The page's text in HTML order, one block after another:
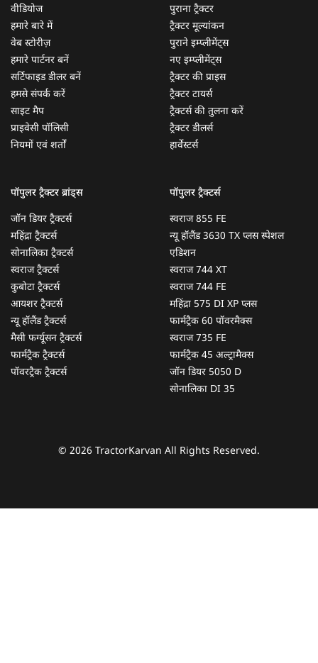
वीडियोज
हमारे बारे में
वेब स्टोरीज़
हमारे पार्टनर बनें
सर्टिफाइड डीलर बनें
हमसे संपर्क करें
साइट मैप
प्राइवेसी पॉलिसी
नियमों एवं शर्तों
पुराना ट्रैक्टर
ट्रैक्टर मूल्यांकन
पुराने इम्प्लीमेंट्स
नए इम्प्लीमेंट्स
ट्रैक्टर की प्राइस
ट्रैक्टर टायर्स
ट्रैक्टर्स की तुलना करें
ट्रैक्टर डीलर्स
हार्वेस्टर्स
पॉपुलर ट्रैक्टर ब्रांड्स
जॉन डियर ट्रैक्टर्स
महिंद्रा ट्रैक्टर्स
सोनालिका ट्रैक्टर्स
स्वराज ट्रैक्टर्स
कुबोटा ट्रैक्टर्स
आयशर ट्रैक्टर्स
न्यू हॉलैंड ट्रैक्टर्स
मैसी फर्ग्यूसन ट्रैक्टर्स
फार्मट्रैक ट्रैक्टर्स
पॉवरट्रैक ट्रैक्टर्स
पॉपुलर ट्रैक्टर्स
स्वराज 855 FE
न्यू हॉलैंड 3630 TX प्लस स्पेशल
एडिशन
स्वराज 744 XT
स्वराज 744 FE
महिंद्रा 575 DI XP प्लस
फार्मट्रैक 60 पॉवरमैक्स
स्वराज 735 FE
फार्मट्रैक 45 अल्ट्रामैक्स
जॉन डियर 5050 D
सोनालिका DI 35
© 2026 TractorKarvan All Rights Reserved.